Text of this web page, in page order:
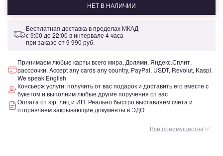
НЕТ В НАЛИЧИИ
Бесплатная доставка в пределах МКАД
с 9:00 до 22:00 в интервале 4 часа
при заказе от9 990 руб.
Принимаем любые карты всего мира, Долями, Яндекс.Сплит,
рассрочки. Accept any cards any country, PayPal, USDT, Revolut, Kaspi.
We speak English
Консьерж услуги: получить от вас подарок и доставить его вместе с
букетом и выполним любые другие поручения от вас
Оплата от юр. лиц и ИП. Реально быстро выставляем счета и
отправляем закрывающие документы в ЭДО
Все преимущества